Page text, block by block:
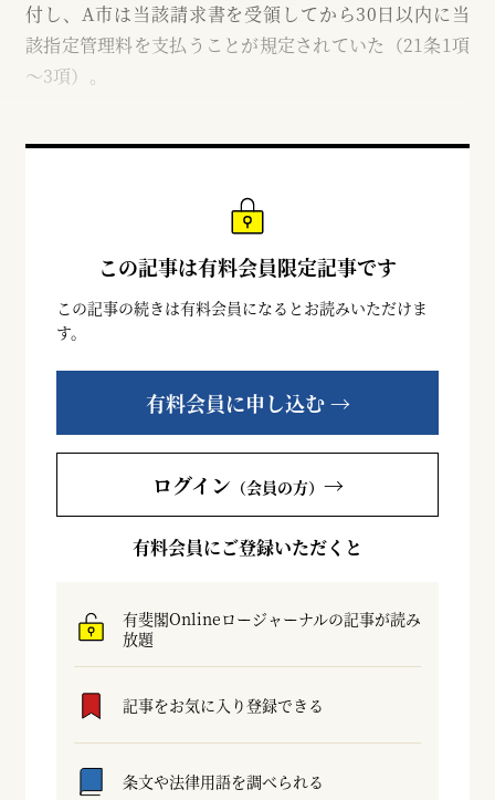
付し、A市は当該請求書を受領してから30日以内に当
該指定管理料を支払うことが規定されていた（21条1項
～3項）。
この記事は有料会員限定記事です
この記事の続きは有料会員になるとお読みいただけま
す。
有料会員に申し込む →
ログイン （会員の方） →
有料会員にご登録いただくと
有斐閣Onlineロージャーナルの記事が読み
放題
記事をお気に入り登録できる
条文や法律用語を調べられる